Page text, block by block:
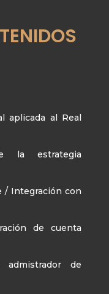
aplicada al Real
la estrategia
/ Integración con
de cuenta
de